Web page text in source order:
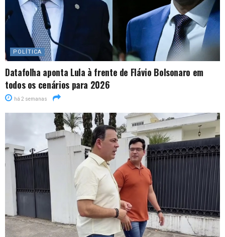
POLÍTICA
Datafolha aponta Lula à frente de Flávio Bolsonaro em
todos os cenários para 2026
há 2 semanas